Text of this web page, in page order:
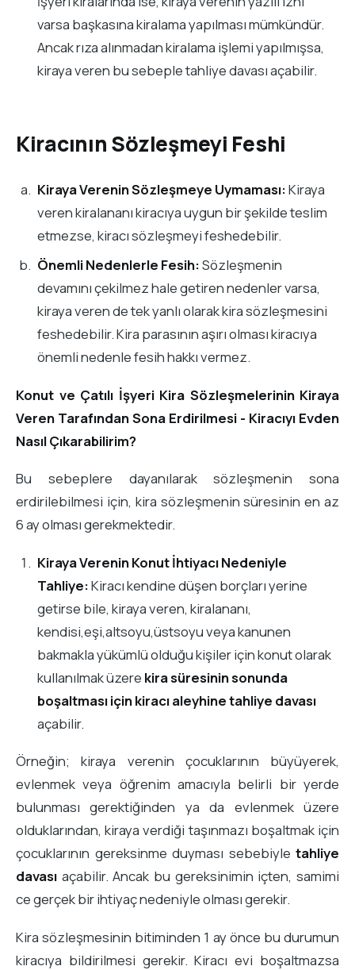
varsa başkasına kiralama yapılması mümkündür.
Ancak rıza alınmadan kiralama işlemi yapılmışsa,
kiraya veren bu sebeple tahliye davası açabilir.
Kiracının Sözleşmeyi Feshi
Kiraya Verenin Sözleşmeye Uymaması:Kiraya
veren kiralananı kiracıya uygun bir şekilde teslim
etmezse, kiracı sözleşmeyi feshedebilir.
Önemli Nedenlerle Fesih:Sözleşmenin
devamını çekilmez hale getiren nedenler varsa,
kiraya veren de tek yanlı olarak kira sözleşmesini
feshedebilir. Kira parasının aşırı olması kiracıya
önemli nedenle fesih hakkı vermez.
Konut ve Çatılı İşyeri Kira Sözleşmelerinin Kiraya
Veren Tarafından Sona Erdirilmesi - Kiracıyı Evden
Nasıl Çıkarabilirim?
Bu sebeplere dayanılarak sözleşmenin sona
erdirilebilmesi için, kira sözleşmenin süresinin en az
6 ay olması gerekmektedir.
Kiraya Verenin Konut İhtiyacı Nedeniyle
Tahliye:Kiracı kendine düşen borçları yerine
getirse bile, kiraya veren, kiralananı,
kendisi,eşi,altsoyu,üstsoyu veya kanunen
bakmakla yükümlü olduğu kişiler için konut olarak
kullanılmak üzere kira süresinin sonunda
boşaltması için kiracı aleyhine tahliye davası
açabilir.
Örneğin; kiraya verenin çocuklarının büyüyerek,
evlenmek veya öğrenim amacıyla belirli bir yerde
bulunması gerektiğinden ya da evlenmek üzere
olduklarından, kiraya verdiği taşınmazı boşaltmak için
çocuklarının gereksinme duyması sebebiyle tahliye
davası açabilir. Ancak bu gereksinimin içten, samimi
ce gerçek bir ihtiyaç nedeniyle olması gerekir.
Kira sözleşmesinin bitiminden 1 ay önce bu durumun
kiracıya bildirilmesi gerekir. Kiracı evi boşaltmazsa